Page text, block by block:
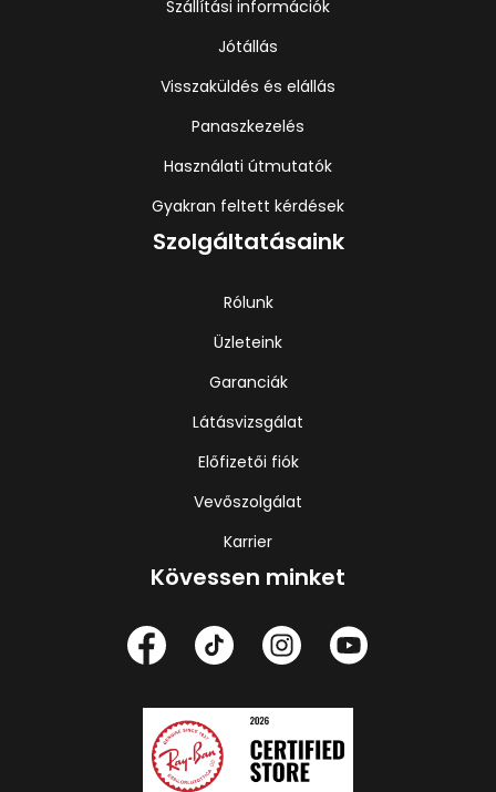
Szállítási információk
Jótállás
Visszaküldés és elállás
Panaszkezelés
Használati útmutatók
Gyakran feltett kérdések
Szolgáltatásaink
Rólunk
Üzleteink
Garanciák
Látásvizsgálat
Előfizetői fiók
Vevőszolgálat
Karrier
Kövessen minket